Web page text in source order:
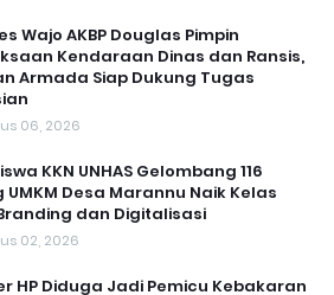
Wajo AKBP Douglas Pimpin
Kendaraan Dinas dan Ransis,
Armada Siap Dukung Tugas
06, 2026
KKN UNHAS Gelombang 116
UMKM Desa Marannu Naik Kelas
dan Digitalisasi
02, 2026
HP Diduga Jadi Pemicu Kebakaran